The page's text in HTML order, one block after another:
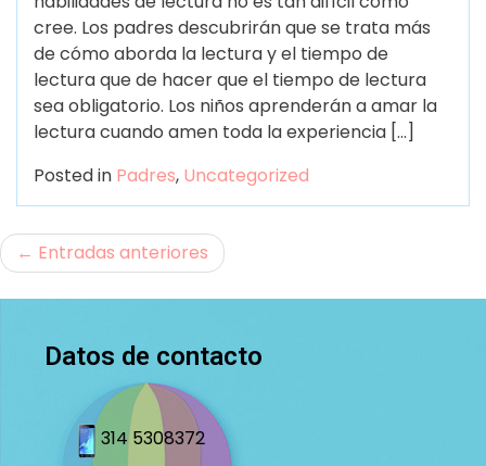
cree. Los padres descubrirán que se trata más
de cómo aborda la lectura y el tiempo de
lectura que de hacer que el tiempo de lectura
sea obligatorio. Los niños aprenderán a amar la
lectura cuando amen toda la experiencia […]
Posted in Padres, Uncategorized
Entradas anteriores
Datos de contacto
314 5308372